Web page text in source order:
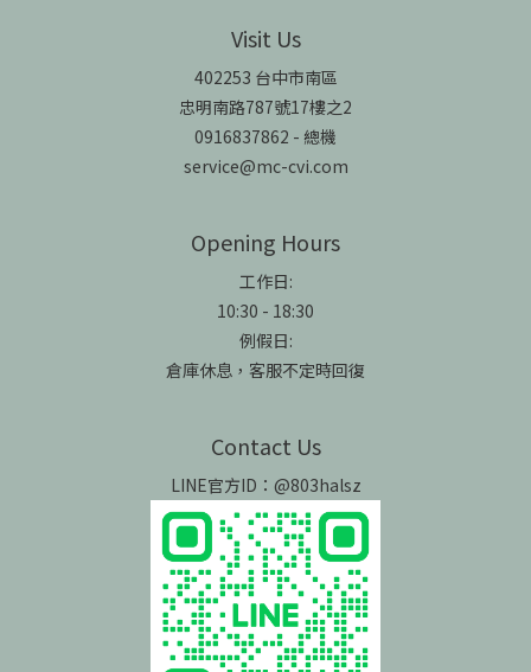
Visit Us
402253 台中市南區
忠明南路787號17樓之2
0916837862 - 總機
service@mc-cvi.com
Opening Hours
工作日:
10:30 - 18:30
例假日:
倉庫休息，客服不定時回復
Contact Us
LINE官方ID：@803halsz